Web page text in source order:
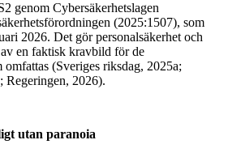
genom Cybersäkerhetslagen
(2025:1507), som
2026. Det gör personalsäkerhet och
en faktisk kravbild för de
omfattas (Sveriges riksdag, 2025a;
Regeringen, 2026).
utan paranoia